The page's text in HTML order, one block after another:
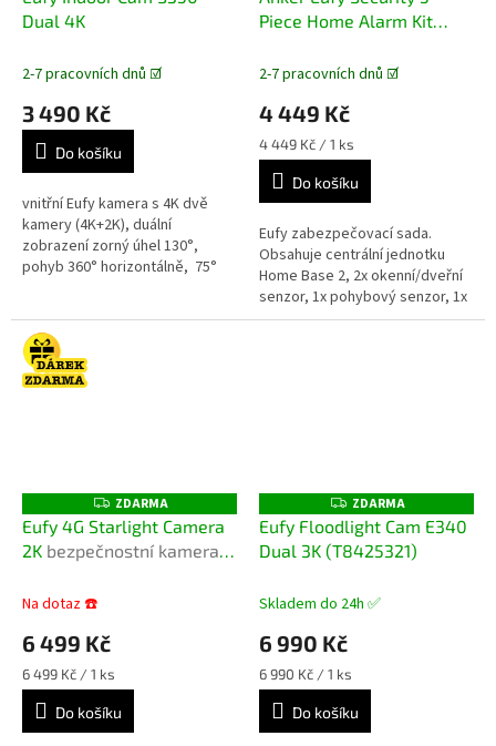
A
Dual 4K
2-7 pracovních dnů ☑️
3 490 Kč
Do košíku
vnitřní Eufy kamera s 4K dvě
kamery (4K+2K), duální
zobrazení zorný úhel 130°,
pohyb 360° horizontálně, 75°
mikrofon a...
A
R
Piece Home Alarm Kit
2-7 pracovních dnů ☑️
4 449 Kč
Měrná
cena:
4 449 Kč / 1 ks
Do košíku
Eufy zabezpečovací sada.
Obsahuje centrální jednotku
Home Base 2, 2x okenní/dveřní
senzor, 1x pohybový senzor, 1x
klávesnici pro zaínání/vypínání
Z
D
A
R
ZDARMA
Eufy 4G Starlight Camera
2K bezpečnostní kamera s
vestavěnou baterií + Anker
1499 Kč
Na dotaz ☎️
6 499 Kč
Měrná
cena:
6 499 Kč / 1 ks
Do košíku
Z
D
A
R
ZDARMA
Eufy Floodlight Cam E340
Dual 3K (T8425321)
Skladem do 24h ✅
6 990 Kč
Měrná
cena:
6 990 Kč / 1 ks
Do košíku